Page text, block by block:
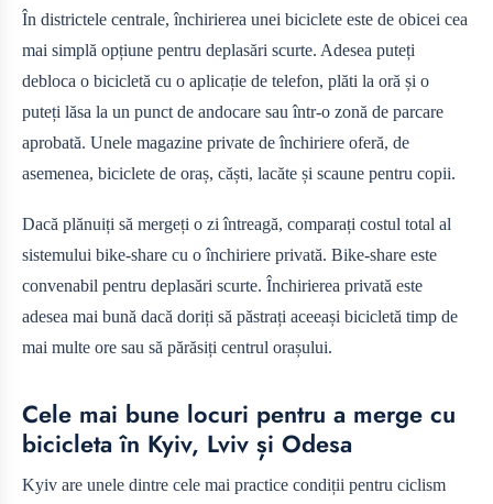
În districtele centrale, închirierea unei biciclete este de obicei cea
mai simplă opțiune pentru deplasări scurte. Adesea puteți
debloca o bicicletă cu o aplicație de telefon, plăti la oră și o
puteți lăsa la un punct de andocare sau într-o zonă de parcare
aprobată. Unele magazine private de închiriere oferă, de
asemenea, biciclete de oraș, căști, lacăte și scaune pentru copii.
Dacă plănuiți să mergeți o zi întreagă, comparați costul total al
sistemului bike-share cu o închiriere privată. Bike-share este
convenabil pentru deplasări scurte. Închirierea privată este
adesea mai bună dacă doriți să păstrați aceeași bicicletă timp de
mai multe ore sau să părăsiți centrul orașului.
Cele mai bune locuri pentru a merge cu
bicicleta în Kyiv, Lviv și Odesa
Kyiv are unele dintre cele mai practice condiții pentru ciclism